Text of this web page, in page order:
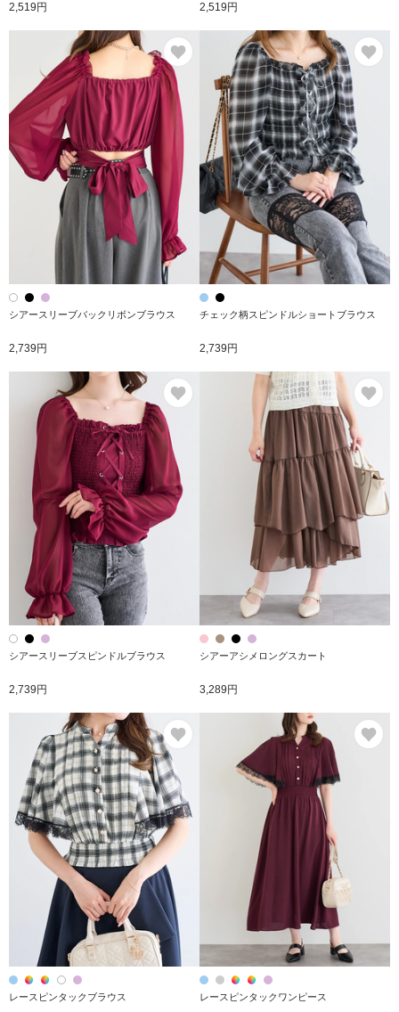
2,519円 2,519円
お気に入り
シアースリーブバックリボンブラウス
2,739円
チェック柄スピンドルショートブラウス
2,739円
シアースリーブスピンドルブラウス
2,739円
シアーアシメロングスカート
3,289円
レースピンタックブラウス レースピンタックワンピース